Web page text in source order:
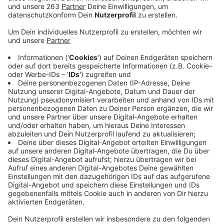
Backesfest in Alchen haben am Sonntag mehr als 400
Menschen in der Evangelischen Kirche in Alchen für die
Opfer und Betroffenen gebetet. Bei der Explosion
einer Bratpfanne waren mehrere Menschen schwer
ihren Verletzungen. In dem ökumenischen
Gottesdienst drückten Vertreter der evangelischen
und katholischen Kirche, der Stadt Freudenberg und
des Kreises Siegen-Wittgenstein ihre Betroffenheit
und ihre Anteilnahme aus. Auch zahlreiche
Einsatzkräfte der Feuerwehr hätten teilgenommen, so
der Kirchenkreis Siegen in einer Mitteilung.
„Unsagbares ist geschehen“, sagte der Pfarrer der
Evangelisch-Reformierten Kirchengemeinde
Oberholzklau, Oliver Günther, in seiner Predigt. „Heute
weinen wir gemeinsam.“ Günther gestaltete den
Gottesdienst zusammen mit seinem katholischen
Kollegen Reinhard Lenz. Bürgermeisterin Nicole
Reschke äußerte Dankbarkeit für die große Solidarität